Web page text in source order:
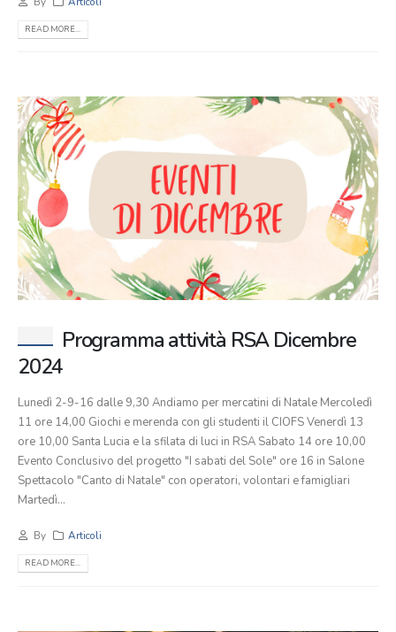
READ MORE...
Programma attività RSA Dicembre
2024
Lunedì 2-9-16 dalle 9,30 Andiamo per mercatini di Natale Mercoledì
11 ore 14,00 Giochi e merenda con gli studenti il CIOFS Venerdì 13
ore 10,00 Santa Lucia e la sfilata di luci in RSA Sabato 14 ore 10,00
Evento Conclusivo del progetto "I sabati del Sole" ore 16 in Salone
Spettacolo "Canto di Natale" con operatori, volontari e famigliari
Martedì...
By Articoli
READ MORE...